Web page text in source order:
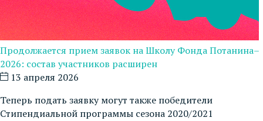
Продолжается прием заявок на Школу Фонда Потанина–
2026: состав участников расширен
13 апреля 2026
Теперь подать заявку могут также победители
Стипендиальной программы сезона 2020/2021